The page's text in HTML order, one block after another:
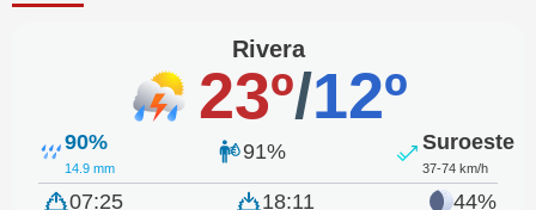
Rivera
23º/12º
90%
14.9 mm
91% Suroeste
37-74 km/h
07:25 18:11 44%